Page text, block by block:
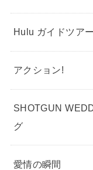
Hulu ガイドツアー
アクション!
SHOTGUN
グ
愛情の瞬間